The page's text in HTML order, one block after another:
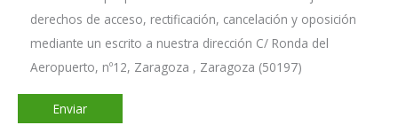
derechos de acceso, rectificación, cancelación y oposición
mediante un escrito a nuestra dirección C/ Ronda del
Aeropuerto, nº12, Zaragoza , Zaragoza (50197)